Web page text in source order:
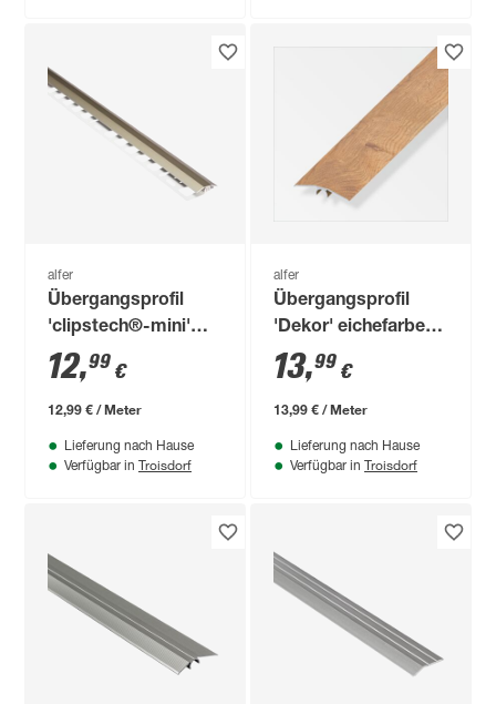
alfer
Übergangsprofil
'clipstech®-mini'
Aluminium
titanfarben 1000 x 25
mm
12,99 €
12,99 € / Meter
Lieferung nach Hause
Verfügbar in Troisdorf
alfer
Übergangsprofil
'Dekor' eichefarben
1000 x 46 mm
13,99 €
13,99 € / Meter
Lieferung nach Hause
Verfügbar in Troisdorf